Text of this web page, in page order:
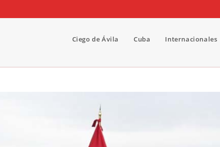
Ciego de Ávila Cuba Internacionales